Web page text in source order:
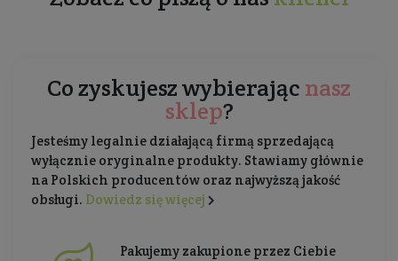
Co zyskujesz wybierając nasz
sklep?
Jesteśmy legalnie działającą firmą sprzedającą
wyłącznie oryginalne produkty. Stawiamy głównie
na Polskich producentów oraz najwyższą jakość
obsługi. Dowiedz się więcej
Pakujemy zakupione przez Ciebie